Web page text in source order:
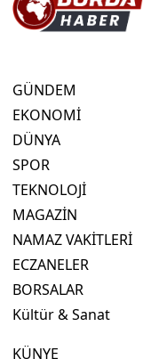
GÜNDEM
EKONOMİ
DÜNYA
SPOR
TEKNOLOJİ
MAGAZİN
NAMAZ VAKİTLERİ
ECZANELER
BORSALAR
Kültür & Sanat
KÜNYE